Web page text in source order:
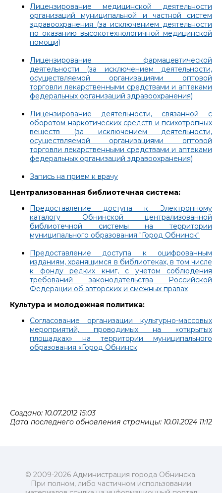
Лицензирование медицинской деятельности
организаций муниципальной и частной систем
здравоохранения (за исключением деятельности
по оказанию высокотехнологичной медицинской
помощи)
Лицензирование фармацевтической
деятельности (за исключением деятельности,
осуществляемой организациями оптовой
торговли лекарственными средствами и аптеками
федеральных организаций здравоохранения)
Лицензирование деятельности, связанной с
оборотом наркотических средств и психотропных
веществ (за исключением деятельности,
осуществляемой организациями оптовой
торговли лекарственными средствами и аптеками
федеральных организаций здравоохранения)
Запись на прием к врачу
Централизованная библиотечная система:
Предоставление доступа к Электронному
каталогу Обнинской централизованной
библиотечной системы на территории
муниципального образования "Город Обнинск"
Предоставление доступа к оцифрованным
изданиям, хранящимся в библиотеках, в том числе
к фонду редких книг, с учетом соблюдения
требований законодательства Российской
Федерации об авторских и смежных правах
Культура и молодежная политика:
Согласование организации культурно-массовых
мероприятий, проводимых на «открытых
площадках» на территории муниципального
образования «Город Обнинск
Создано: 10.07.2012 15:03
Дата последнего обновления страницы: 10.01.2024 11:12
© 2009-2026 Администрация города Обнинска.
При полном, либо частичном использовании